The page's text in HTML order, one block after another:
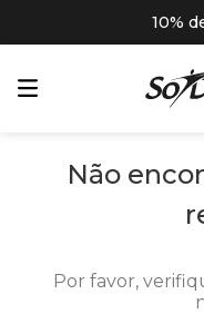
10%
Não
Por favor,